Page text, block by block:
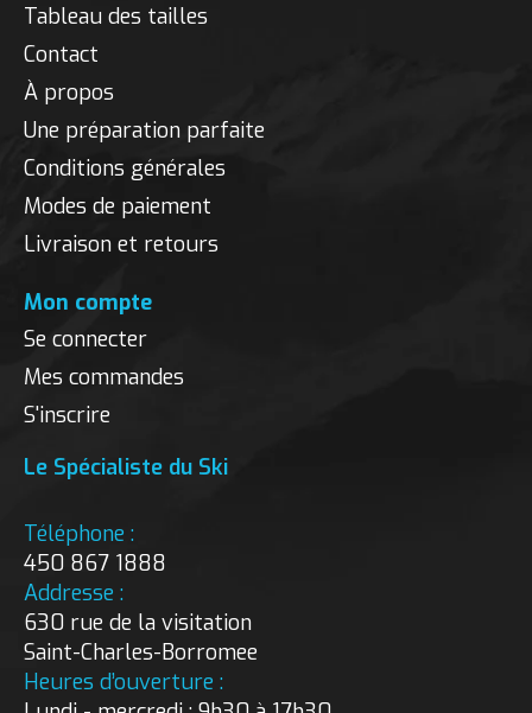
Tableau des tailles
Contact
À propos
Une préparation parfaite
Conditions générales
Modes de paiement
Livraison et retours
Mon compte
Se connecter
Mes commandes
S'inscrire
Le Spécialiste du Ski
Téléphone :
450 867 1888
Addresse :
630 rue de la visitation
Saint-Charles-Borromee
Heures d’ouverture :